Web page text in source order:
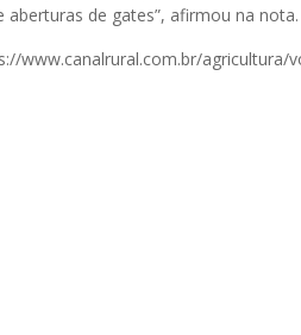
aberturas de gates”, afirmou na nota.
www.canalrural.com.br/